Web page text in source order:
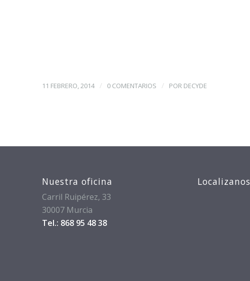
11 FEBRERO, 2014 / 0 COMENTARIOS / POR DECYDE
Nuestra oficina
Carril Ruipérez, 33
30007 Murcia
Tel.: 868 95 48 38
Localizanos